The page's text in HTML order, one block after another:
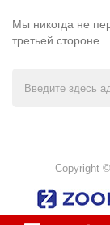
Мы никогда не
третьей стороне.
Copyright